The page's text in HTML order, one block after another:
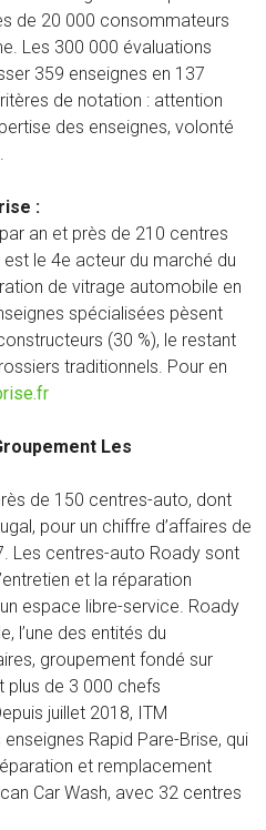
de 20 000 consommateurs
Les 300 000 évaluations
359 enseignes en 137
de notation : attention
des enseignes, volonté
:
an et près de 210 centres
le 4e acteur du marché du
de vitrage automobile en
spécialisées pèsent
(30 %), le restant
traditionnels. Pour en
Les
de 150 centres-auto, dont
pour un chiffre d’affaires de
Les centres-auto Roady sont
et la réparation
espace libre-service. Roady
l’une des entités du
groupement fondé sur
plus de 3 000 chefs
juillet 2018, ITM
Rapid Pare-Brise, qui
et remplacement
Car Wash, avec 32 centres